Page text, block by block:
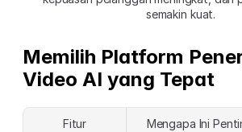
semakin kuat.
Memilih Platform
Video AI yang Tepat
Fitur Mengapa Ini